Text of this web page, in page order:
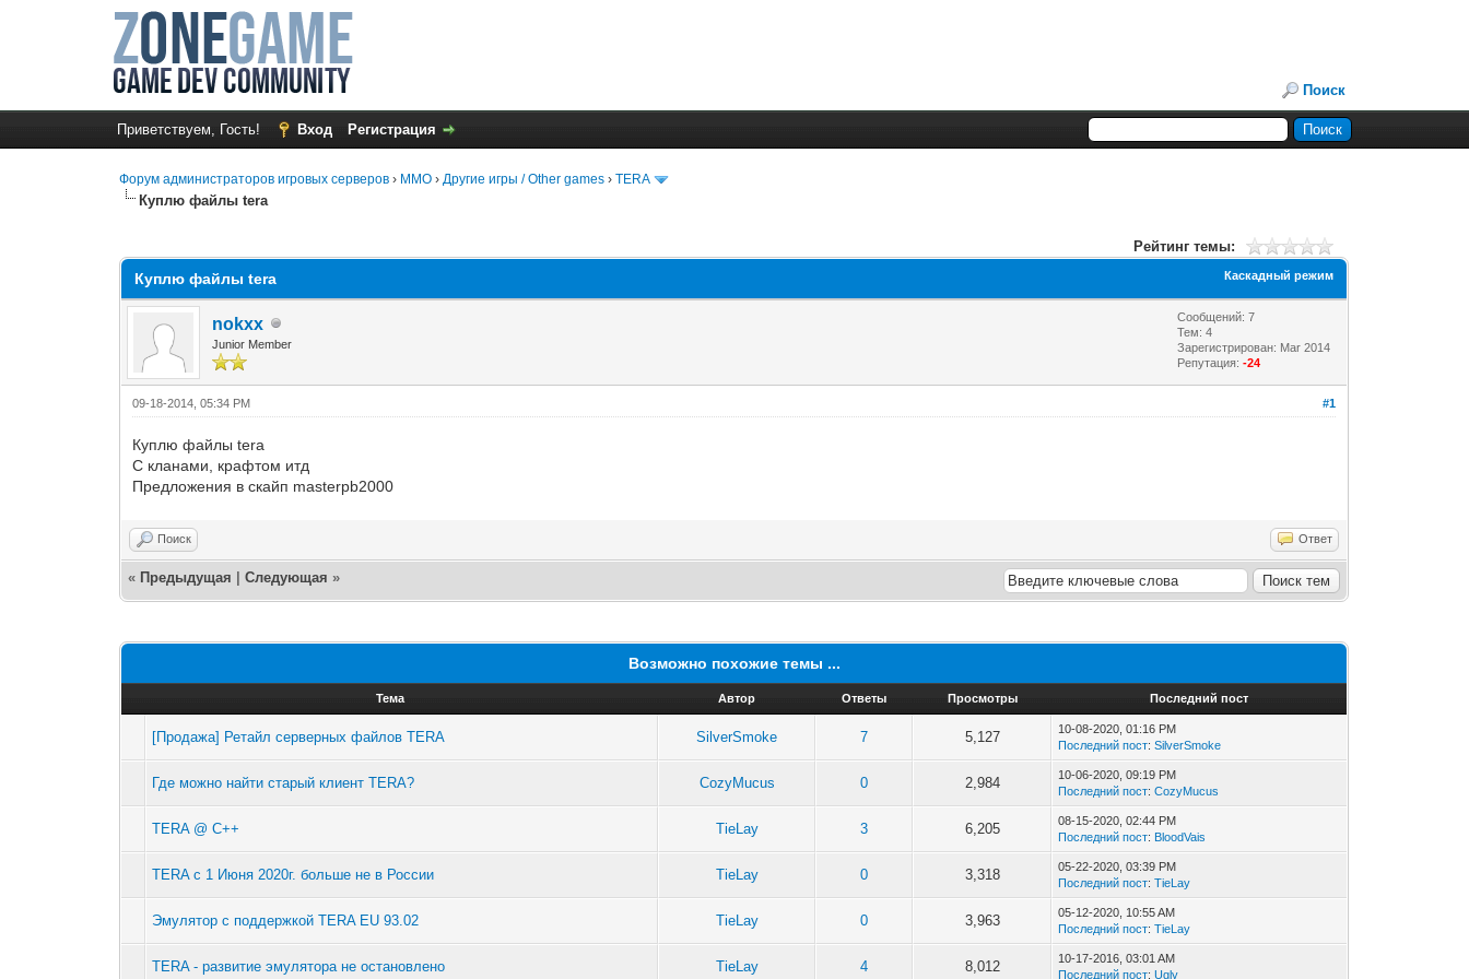
Поиск
Приветствуем, Гость! Вход Регистрация
Форум администраторов игровых серверов › MMO ›Другие игры / Other games ›TERA
Куплю файлы tera
Рейтинг темы:
Каскадный режим
Куплю файлы tera
nokxx
Junior Member
Сообщений: 7
Тем: 4
Зарегистрирован: Mar 2014
Репутация:-24
#1
09-18-2014, 05:34 PM
Куплю файлы tera
С кланами, крафтом итд
Предложения в скайп masterpb2000
Поиск Ответ
« Предыдущая |Следующая»
Возможно похожие темы ...
Тема Автор Ответы Просмотры Последний пост
[Продажа] Ретайл серверных файлов TERA SilverSmoke 7 5,127
10-08-2020, 01:16 PM
Последний пост:SilverSmoke
Где можно найти старый клиент TERA? CozyMucus 0 2,984
10-06-2020, 09:19 PM
Последний пост:CozyMucus
TERA @ C++ TieLay 3 6,205
08-15-2020, 02:44 PM
Последний пост: BloodVais
TERA с 1 Июня 2020г. больше не в России TieLay 0 3,318
05-22-2020, 03:39 PM
Последний пост:TieLay
Эмулятор с поддержкой TERA EU 93.02 TieLay 0 3,963
05-12-2020, 10:55 AM
Последний пост:TieLay
TERA - развитие эмулятора не остановлено TieLay 4 8,012
10-17-2016, 03:01 AM
Последний пост:Ugly